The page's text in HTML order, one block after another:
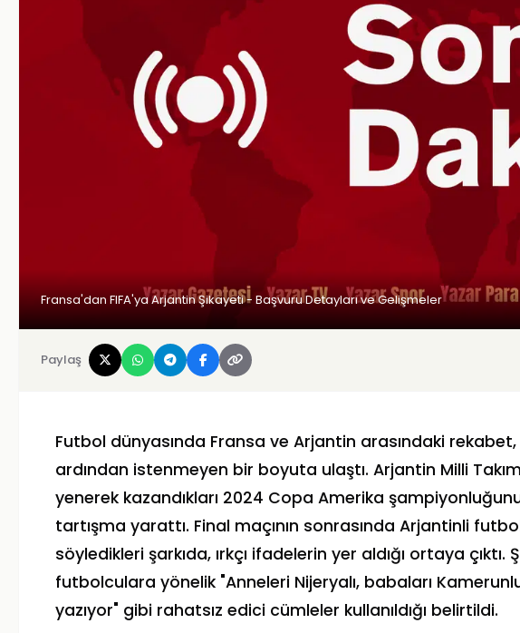
Fransa'dan FIFA'ya Arjantin Şikayeti - Başvuru Detayları ve Gelişmeler
Paylaş
Futbol dünyasında Fransa ve Arjantin arasındaki
ardından istenmeyen bir boyuta ulaştı. Arjantin Milli
yenerek kazandıkları 2024 Copa Amerika
tartışma yarattı. Final maçının sonrasında Arjantinli
söyledikleri şarkıda, ırkçı ifadelerin yer aldığı ortaya çıktı.
futbolculara yönelik "Anneleri Nijeryalı, babaları
yazıyor" gibi rahatsız edici cümleler kullanıldığı belirtildi.